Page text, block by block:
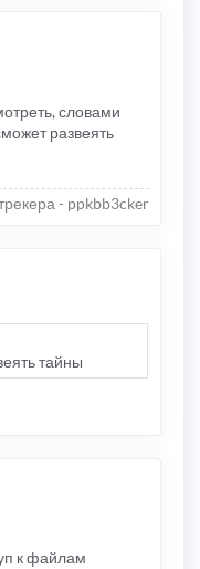
словами
развеять
- ppkbb3cker
тайны
к файлам